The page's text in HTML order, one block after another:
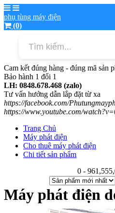
phụ tùng máy điện
(0)
Cam kết đúng hàng - đúng mã sản
Bảo hành 1 đổi 1
LH: 0848.678.468 (zalo)
Tư vấn hướng dẫn lắp đặt từ xa
https://facebook.com/
​https://www.youtube.com/
Trang Chủ
Máy phát điện
Cho thuê máy phát điện
Chi tiết sản phẩm
0 -
Máy phát điện